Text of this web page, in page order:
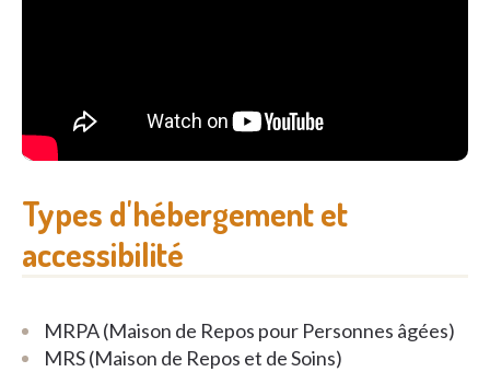
tijdelijke verblijvers kunnen werken aan hun herstel.
Types d'hébergement et
accessibilité
MRPA (Maison de Repos pour Personnes âgées)
MRS (Maison de Repos et de Soins)